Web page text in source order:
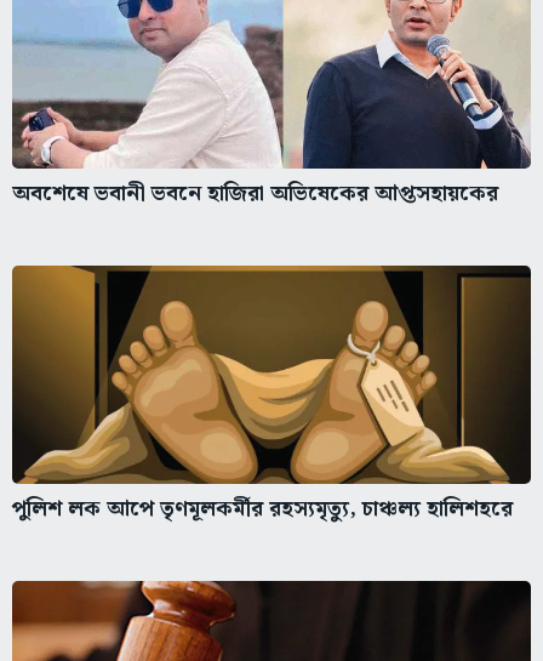
অবশেষে ভবানী ভবনে হাজিরা অভিষেকের আপ্তসহায়কের
পুলিশ লক আপে তৃণমূলকর্মীর রহস্যমৃত্যু, চাঞ্চল্য হালিশহরে